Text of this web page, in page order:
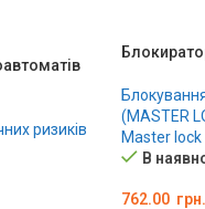
ризиків
(MASTER
Master lock
В
762.00 грн.